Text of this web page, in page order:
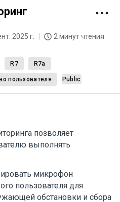
2025 г.
2 минут чтения
R7 R7a
пользователя Public
позволяет
выполнять
микрофон
пользователя для
обстановки и сбора